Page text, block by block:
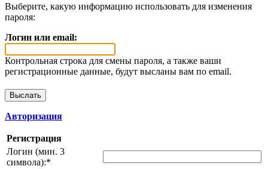
Выберите, какую информацию использовать для изменения
пароля:
Логин или email:
Контрольная строка для смены пароля, а также ваши
регистрационные данные, будут высланы вам по email.
Авторизация
Регистрация
Логин (мин. 3
символа):*